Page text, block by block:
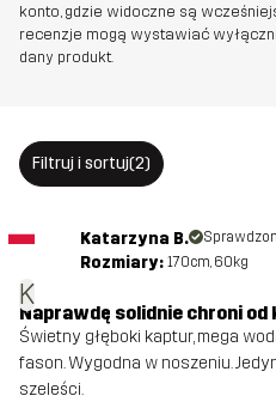
Siatka 95%
Waga 765g w
Zrównoważony
przeczytaj
Stworzone do TREKKING
NARCIARSTWO
konto, gdzie widoczne są
recenzje mogą wystawiać
dany produkt.
Filtruj i sortuj(2)
K
Katarzyna B.
Rozmiary: 170cm, 60kg
Naprawdę solidnie chroni
Świetny głęboki kaptur, mega
fason. Wygodna w noszeniu.
szeleści.